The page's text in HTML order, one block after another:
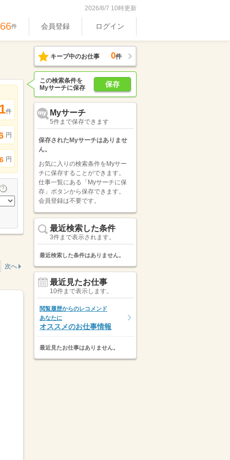
2026/8/7 10時更新
件 会員登録 ログイン
件
円
円
次へ
キープ中のお仕事 0件
保存
この検索条件を
Myサーチに保存
Myサーチ
5件まで保存できます
保存されたMyサーチはありませ
ん。
お気に入りの検索条件をMyサー
チに保存することができます。
仕事一覧にある「Myサーチに保
存」ボタンから保存できます。
会員登録は不要です。
最近検索した条件
3件まで表示されます。
最近検索した条件はありません。
最近見たお仕事
10件まで表示します。
閲覧履歴からのレコメンド
あなたに
オススメのお仕事情報
最近見たお仕事はありません。